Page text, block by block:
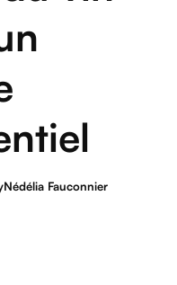
Nédélia Fauconnier